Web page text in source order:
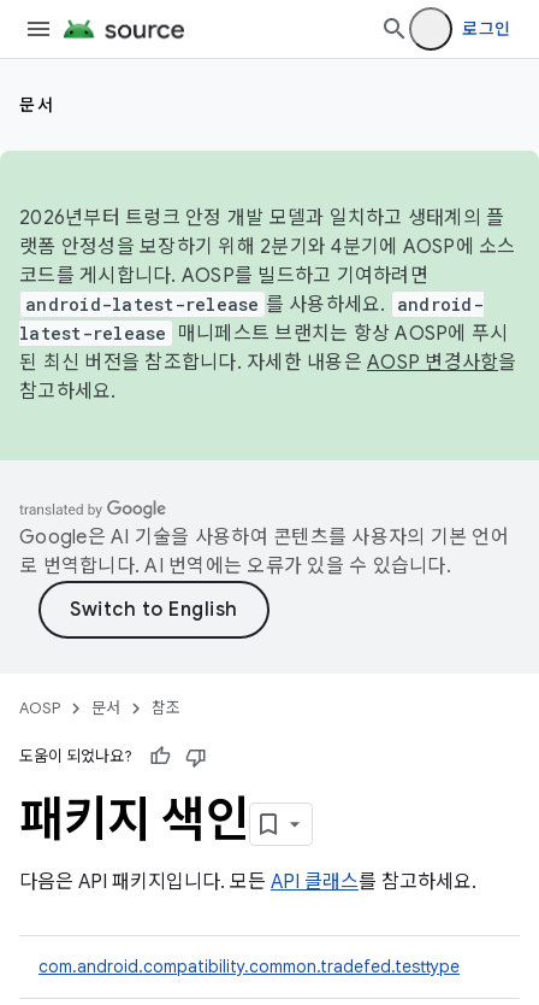
로그인
문서
2026년부터 트렁크 안정 개발 모델과 일치하고 생태계의 플
랫폼 안정성을 보장하기 위해 2분기와 4분기에 AOSP에 소스
코드를 게시합니다. AOSP를 빌드하고 기여하려면
android-latest-release 를 사용하세요.
android-
latest-release
매니페스트 브랜치는 항상 AOSP에 푸시
된 최신 버전을 참조합니다. 자세한 내용은 AOSP 변경사항을
참고하세요.
Google은 AI 기술을 사용하여 콘텐츠를 사용자의 기본 언어
로 번역합니다. AI 번역에는 오류가 있을 수 있습니다.
AOSP 문서 참조
도움이 되었나요?
패키지 색인
다음은 API 패키지입니다. 모든 API 클래스를 참고하세요.
com.android.compatibility.common.tradefed.testtype